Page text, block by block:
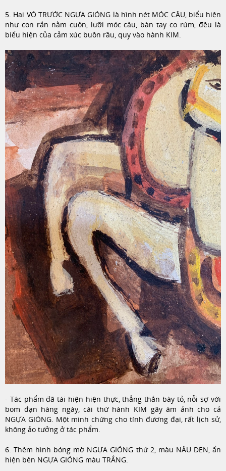
5. Hai VÓ TRƯỚC NGỰA GIÓNG là hình nét MÓC CÂU, biểu hiện
như con rắn nằm cuộn, lưỡi móc câu, bàn tay co rúm, đều là
biểu hiện của cảm xúc buồn rầu, quy vào hành KIM.
- Tác phẩm đã tái hiện hiện thực, thẳng thắn bày tỏ, nỗi sợ với
bom đạn hàng ngày, cái thứ hành KIM gây ám ảnh cho cả
NGỰA GIÓNG. Một minh chứng cho tính đương đại, rất lịch sử,
không ảo tưởng ở tác phẩm.
6. Thêm hình bóng mờ NGỰA GIÓNG thứ 2, màu NÂU ĐEN, ẩn
hiện bên NGỰA GIÓNG màu TRẮNG.